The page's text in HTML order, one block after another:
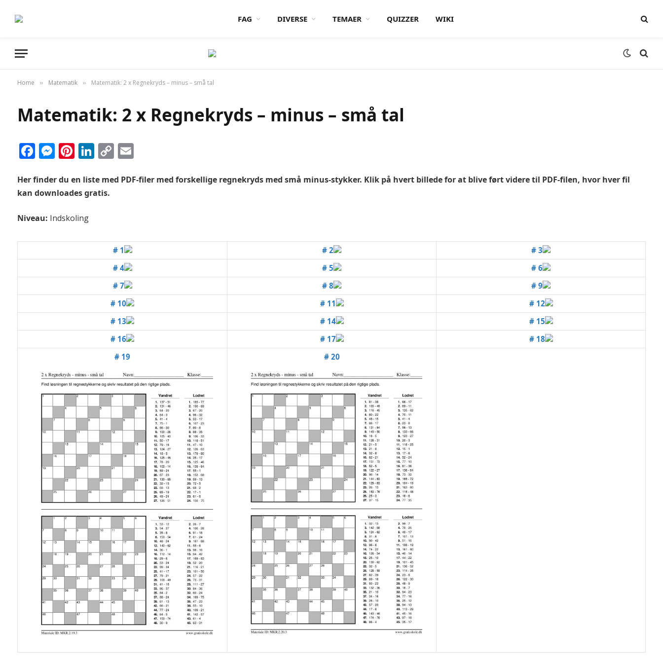
FAG DIVERSE TEMAER QUIZZER WIKI
Home » Matematik » Matematik: 2 x Regnekryds – minus – små tal
Matematik: 2 x Regnekryds – minus – små tal
Facebook
Messenger
Pinterest
LinkedIn
Copy
Her finder du en liste med PDF-filer med forskellige regnekryds med små minus-stykker. Klik på hvert billede for at blive ført videre til PDF-filen, hvor hver fil
kan downloades gratis.
Niveau: Indskoling
# 1 # 2
# 3
# 4
# 5
# 6
# 7
# 8
# 9
# 10
# 11
# 12
# 13
# 14
# 15
# 16
# 17
# 18
# 19
# 20